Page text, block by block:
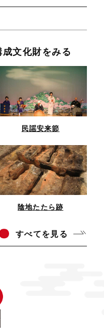
文化財をみる
民謡安来節
陰地たたら跡
すべてを見る